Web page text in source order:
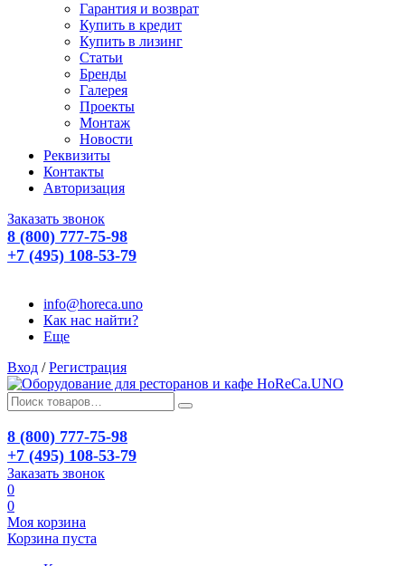
Гарантия и возврат
Купить в кредит
Купить в лизинг
Статьи
Бренды
Галерея
Проекты
Монтаж
Новости
Реквизиты
Контакты
Авторизация
Заказать звонок
8 (800) 777-75-98
+7 (495) 108-53-79
info@horeca.uno
Как нас найти?
Еще
Вход / Регистрация
8 (800) 777-75-98
+7 (495) 108-53-79
Заказать звонок
0
0
Моя корзина
Корзина пуста